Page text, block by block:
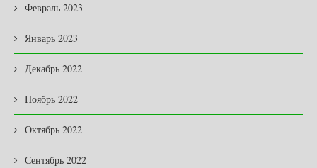
Февраль 2023
Январь 2023
Декабрь 2022
Ноябрь 2022
Октябрь 2022
Сентябрь 2022